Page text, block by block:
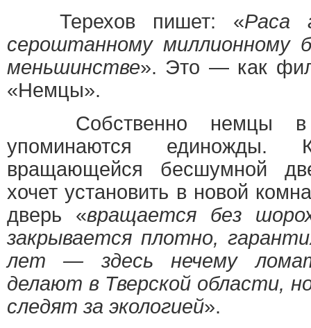
Терехов пишет: «Раса
сероштанному миллионному
меньшинстве». Это — как
«Немцы».
Собственно немцы в
упоминаются единожды.
вращающейся бесшумной
хочет установить в новой
дверь «вращается без
закрывается плотно,
лет — здесь нечему
делают в Тверской области,
следят за экологией».